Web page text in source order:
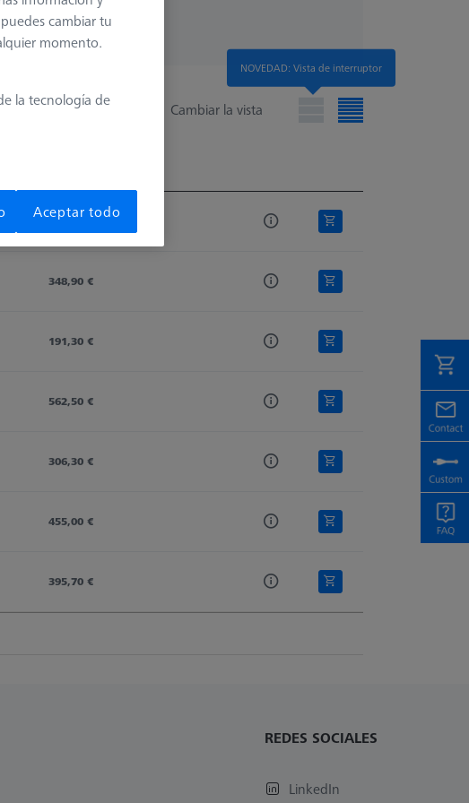
Cambiar la vista
resultados
225,00 €
348,90 €
191,30 €
562,50 €
306,30 €
455,00 €
395,70 €
REDES SOCIALES
LinkedIn
NOVEDAD: Vista de interruptor
cambiar tu
momento.
la tecnología de
Aceptar todo